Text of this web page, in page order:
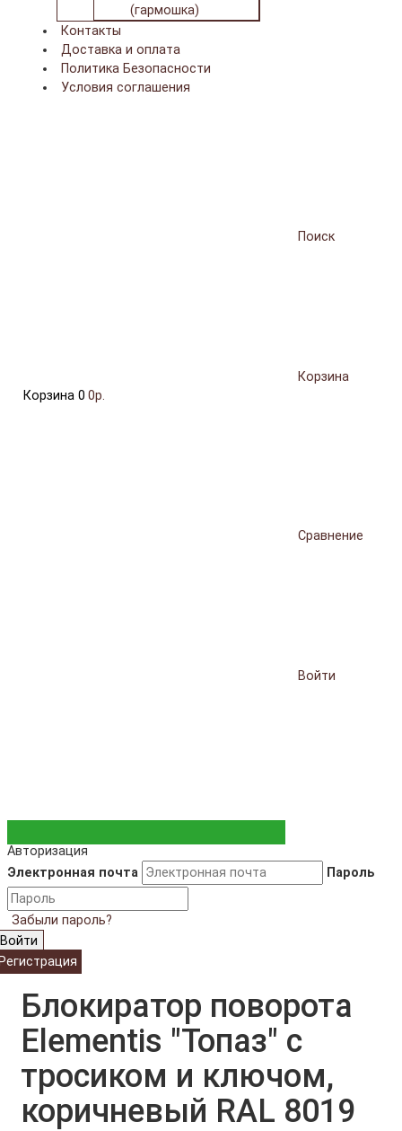
(гармошка)
Контакты
Доставка и оплата
Политика Безопасности
Условия соглашения
Поиск
Корзина
Корзина 0 0р.
Сравнение
Войти
Авторизация
Электронная почта
Пароль
Забыли пароль?
Войти
Блокиратор поворота
Elementis "Топаз" с
тросиком и ключом,
коричневый RAL 8019